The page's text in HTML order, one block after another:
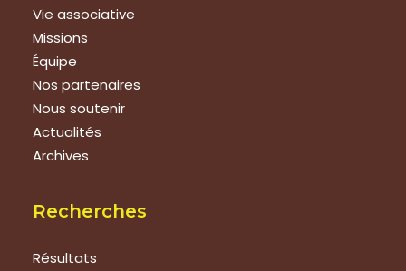
Vie associative
Missions
Équipe
Nos partenaires
Nous soutenir
Actualités
Archives
Recherches
Résultats